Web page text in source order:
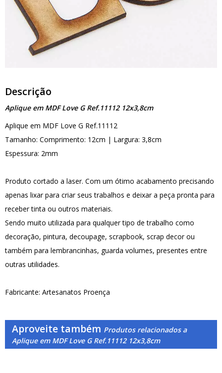
Descrição
Aplique em MDF Love G Ref.11112 12x3,8cm
Aplique em MDF Love G Ref.11112
Tamanho: Comprimento: 12cm | Largura: 3,8cm
Espessura: 2mm
Produto cortado a laser. Com um ótimo acabamento precisando
apenas lixar para criar seus trabalhos e deixar a peça pronta para
receber tinta ou outros materiais.
Sendo muito utilizada para qualquer tipo de trabalho como
decoração, pintura, decoupage, scrapbook, scrap decor ou
também para lembrancinhas, guarda volumes, presentes entre
outras utilidades.
Fabricante: Artesanatos Proença
Aproveite também Produtos relacionados a
Aplique em MDF Love G Ref.11112 12x3,8cm